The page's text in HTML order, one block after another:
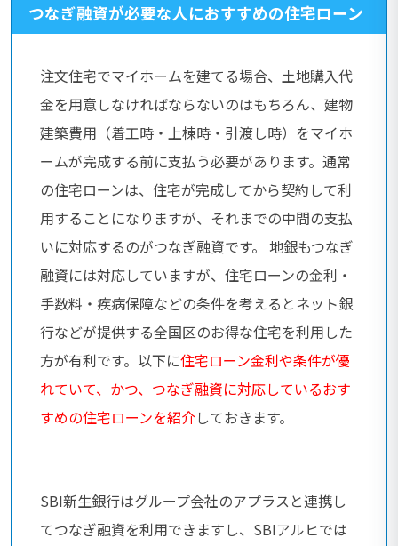
つなぎ融資が必要な人におすすめの住宅ローン
注文住宅でマイホームを建てる場合、土地購入代
金を用意しなければならないのはもちろん、建物
建築費用（着工時・上棟時・引渡し時）をマイホ
ームが完成する前に支払う必要があります。通常
の住宅ローンは、住宅が完成してから契約して利
用することになりますが、それまでの中間の支払
いに対応するのがつなぎ融資です。 地銀もつなぎ
融資には対応していますが、住宅ローンの金利・
手数料・疾病保障などの条件を考えるとネット銀
行などが提供する全国区のお得な住宅を利用した
方が有利です。以下に住宅ローン金利や条件が優
れていて、かつ、つなぎ融資に対応しているおす
すめの住宅ローンを紹介しておきます。
SBI新生銀行はグループ会社のアプラスと連携し
てつなぎ融資を利用できますし、SBIアルヒでは